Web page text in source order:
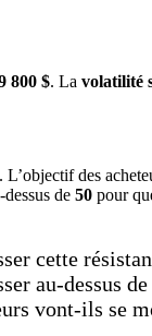
800 $. La volatilité
. L’objectif des
de 50 pour
cette
au-dessus
vont-ils se